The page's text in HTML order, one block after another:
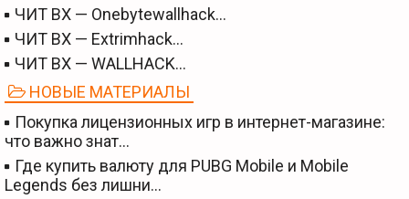
ЧИТ BX — Onebytewallhack…
ЧИТ BX — Extrimhack…
ЧИТ BX — WALLHACK…
НОВЫЕ МАТЕРИАЛЫ
Покупка лицензионных игр в интернет-магазине:
что важно знат…
Где купить валюту для PUBG Mobile и Mobile
Legends без лишни…